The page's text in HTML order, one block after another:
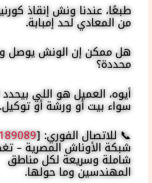
طبعًا، عندنا ونش إنقاذ
من المعادي لحد إمبابة.
هل ممكن إن الونش يوصل
محددة؟
أيوه، العميل هو اللي
سواء بيت أو ورشة أو توكيل.
📞 للاتصال الفوري: [
شبكة الأوناش المصرية –
شاملة وسريعة لكل مناطق
المهندسين وما حولها.